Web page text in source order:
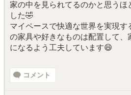
家の中を見られてるのかと思うほ
した🤣
マイペースで快適な世界を実現す
の家具や好きなものは配置して、
になるよう工夫しています😄
コメント